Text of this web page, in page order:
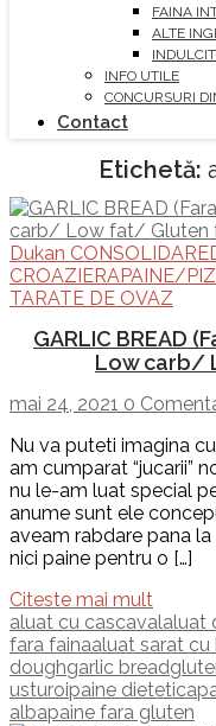
FAINA
ALTE
INFO UTILE
CONCURSURI
Contact
Etichetă:
Dukan CONSOLIDARE
CROAZIERAPAINE/
TARATE DE OVAZ
GARLIC BREAD
Low carb/
mai 24, 2021 0
Nu va puteti imagina
am cumparat “jucarii”
nu le-am luat special
anume sunt ele
aveam rabdare pana
nici paine pentru o […]
Citeste mai mult
aluat cu cascavalaluat
fara fainaaluat sarat cu
doughgarlic bread
usturoipaine dietetica
albapaine fara gluten